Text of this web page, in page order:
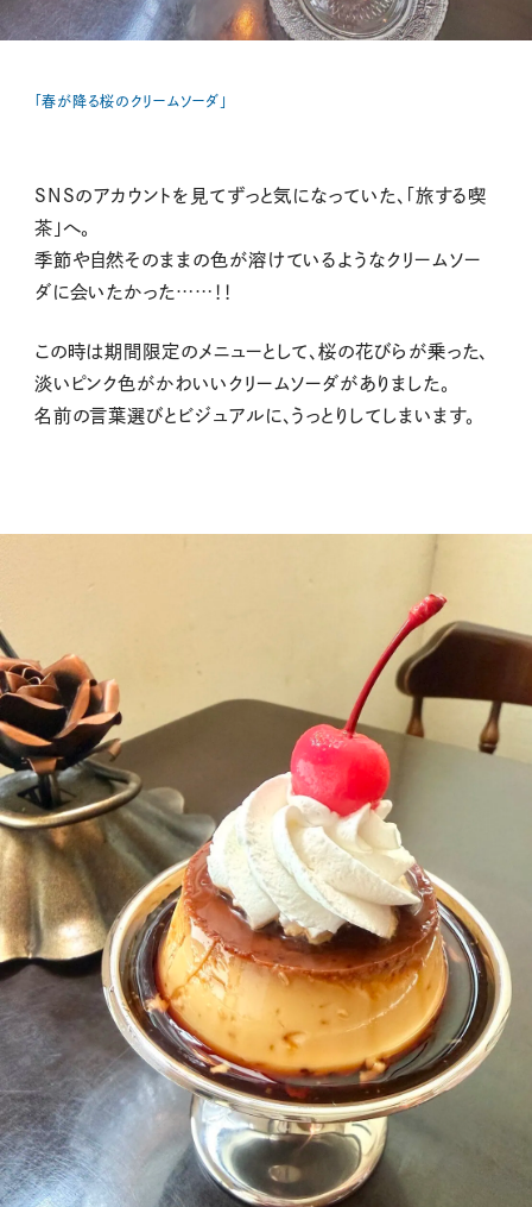
「春が降る桜のクリームソーダ」
SNSのアカウントを見てずっと気になっていた、「旅する喫
茶」へ。
季節や自然そのままの色が溶けているようなクリームソー
ダに会いたかった……！！
この時は期間限定のメニューとして、桜の花びらが乗った、
淡いピンク色がかわいいクリームソーダがありました。
名前の言葉選びとビジュアルに、うっとりしてしまいます。